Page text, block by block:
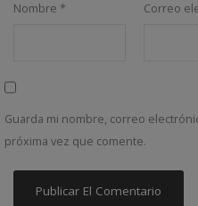
Nombre * Correo
Guarda mi nombre, correo
próxima vez que comente.